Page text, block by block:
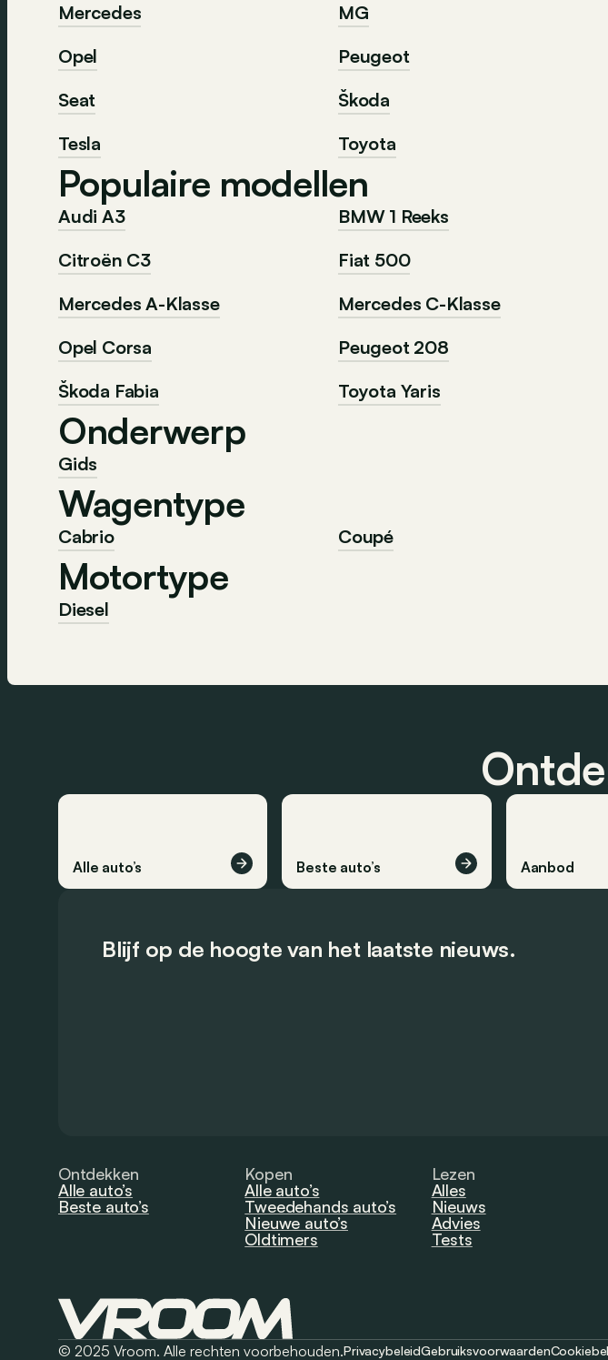
Mercedes
MG
Opel
Peugeot
Seat
Škoda
Tesla
Toyota
Populaire modellen
Audi A3 BMW 1 Reeks
Citroën C3
Fiat 500
Mercedes A-Klasse
Mercedes C-Klasse
Opel Corsa
Peugeot 208
Škoda Fabia
Toyota Yaris
Onderwerp
Gids
Wagentype
Cabrio Coupé
Motortype
Diesel
Alle auto’s Beste auto’s Aanbod
Blijf op de hoogte van het laatste nieuws.
Ontdekken
Alle auto’s
Beste auto’s
Kopen
Alle auto’s
Tweedehands auto’s
Nieuwe auto’s
Oldtimers
Lezen
Alles
Nieuws
Advies
Tests
© 2025 Vroom. Alle rechten voorbehouden.PrivacybeleidGebruiksvoorwaarden